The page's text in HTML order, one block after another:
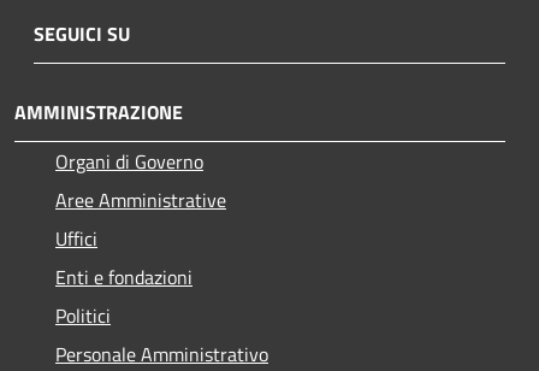
SEGUICI SU
AMMINISTRAZIONE
Organi di Governo
Aree Amministrative
Uffici
Enti e fondazioni
Politici
Personale Amministrativo